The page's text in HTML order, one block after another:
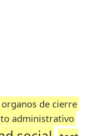
de cierre
administrativo